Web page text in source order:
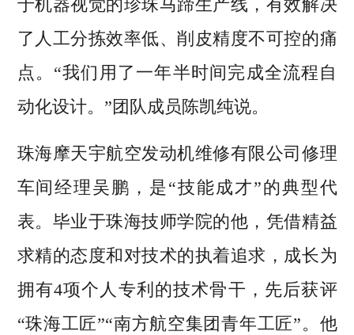
于机器视觉的珍珠马蹄生产线，有效解决
了人工分拣效率低、削皮精度不可控的痛
点。“我们用了一年半时间完成全流程自
动化设计。”团队成员陈凯纯说。
珠海摩天宇航空发动机维修有限公司修理
车间经理吴鹏，是“技能成才”的典型代
表。毕业于珠海技师学院的他，凭借精益
求精的态度和对技术的执着追求，成长为
拥有4项个人专利的技术骨干，先后获评
“珠海工匠”“南方航空集团青年工匠”。他